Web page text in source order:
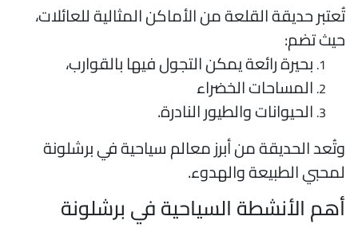
حديقة القلعة من الأماكن المثالية للعائلات،
تضم:
بحيرة رائعة يمكن التجول فيها بالقوارب،
المساحات الخضراء
الحيوانات والطيور النادرة.
الحديقة من أبرز معالم سياحية في برشلونة
الطبيعة والهدوء.
الأنشطة السياحية في برشلونة